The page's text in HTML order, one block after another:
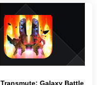
Transmute: Galaxy Battle